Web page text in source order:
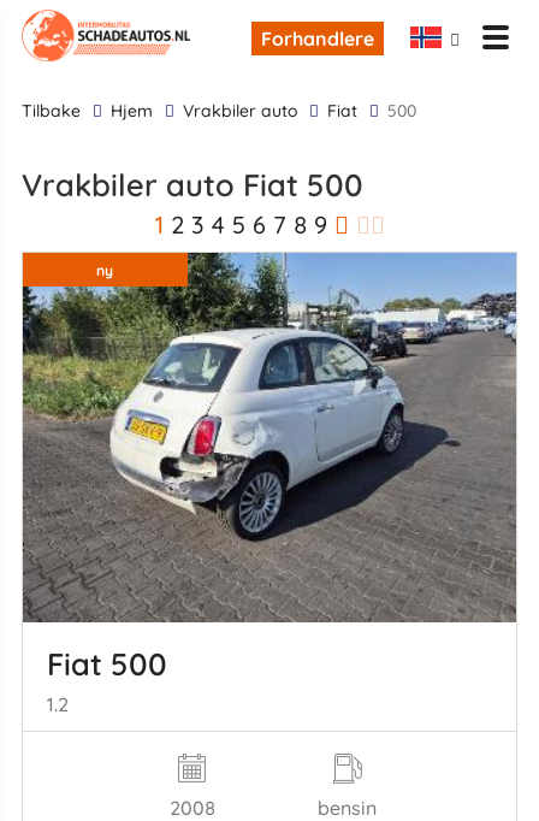
Forhandlere
tilbake Hjem Vrakbiler auto Fiat 500
Vrakbiler auto Fiat 500
1 2 3 4 5 6 7 8 9
ny
Fiat 500
1.2
2008 bensin